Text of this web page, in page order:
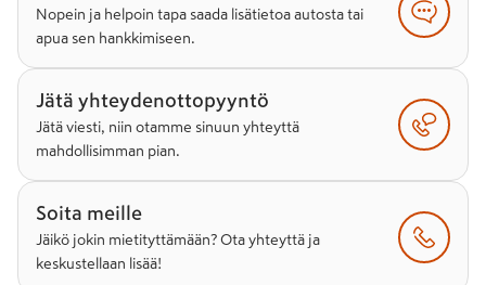
Nopein ja helpoin tapa saada lisätietoa autosta tai
apua sen hankkimiseen.
Jätä yhteydenottopyyntö
Jätä viesti, niin otamme sinuun yhteyttä
mahdollisimman pian.
Soita meille
Jäikö jokin mietityttämään? Ota yhteyttä ja
keskustellaan lisää!